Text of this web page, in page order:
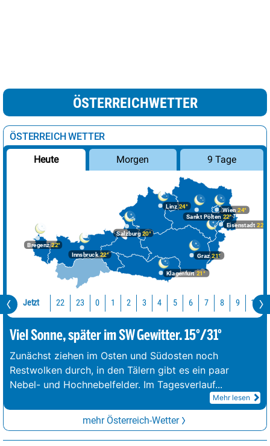
ÖSTERREICHWETTER
ÖSTERREICH WETTER
Heute Morgen 9 Tage
Bregenz22°
Graz21°
Innsbruck22°
Klagenfurt 21°
Linz24°
Salzburg20°
Wien 24°
Eisenstadt 22°
Sankt Pölten 22°
Jetzt 22 23 0 1 2 3 4 5 6 7 8 9 10
Viel Sonne, später im SW Gewitter. 15°/31°
Zunächst ziehen im Osten und Südosten noch
Restwolken durch, in den Tälern gibt es ein paar
Nebel- und Hochnebelfelder. Im Tagesverlauf...
Mehr lesen
mehr Österreich-Wetter